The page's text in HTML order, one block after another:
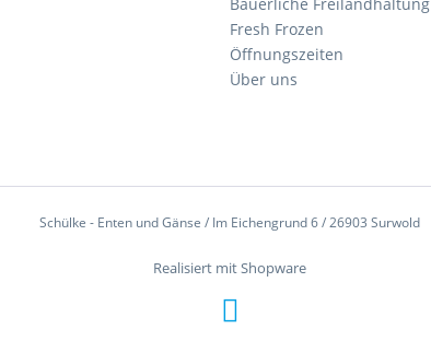
Fresh Frozen
Öffnungszeiten
Über uns
Schülke - Enten und Gänse / Im Eichengrund 6 / 26903 Surwold
Realisiert mit Shopware